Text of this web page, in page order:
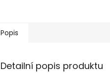
Popis
Detailní popis produktu